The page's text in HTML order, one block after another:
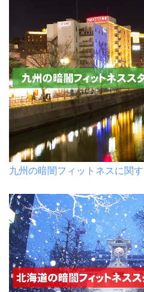
九州の暗闇フィットネスに関